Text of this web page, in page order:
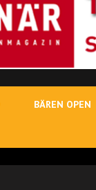
BÄREN OPEN